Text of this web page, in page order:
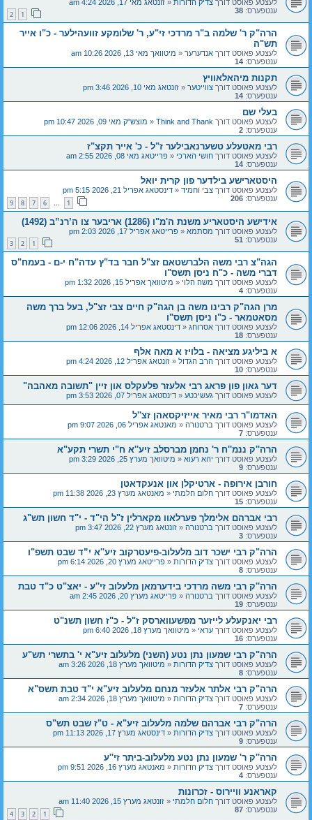
לעצטע פאוסט דורך צדיק הדורות « זונטאג מאי 17, 2026 4:24 am
ענטפערס: 38
1
2
הרה"ק ר' שלמה ב"ר מרדכי זי"ע, ר' שלומקע זוועהילער - כ"ו אייר
תש"ה
לעצטע פאוסט דורך אנדערער « מיטוואך מאי 13, 2026 10:26 am
ענטפערס: 14
תקנות מיהאלאוויץ
לעצטע פאוסט דורך צווייטער « זונטאג מאי 10, 2026 3:46 pm
ענטפערס: 14
בעלי שם
לעצטע פאוסט דורך Think and Thank
« מוצש"ק מאי 09, 2026 10:47 pm
ענטפערס: 2
רבי מאטעלע טשערנאבילער ז"ל - כ' אייר תקצ"ז
לעצטע פאוסט דורך חושי הארכי « פרייטאג מאי 08, 2026 2:55 am
ענטפערס: 14
היסטארישע בילדער פון קרית יואל
לעצטע פאוסט דורך צבי וחמיד « דינסטאג אפריל 21, 2026 5:15 pm
ענטפערס: 206
1
…
6
7
8
9
אידישע היסטאריע משנת ה'מ"ו (1286) אריבער צו ה’רנ”ב (1492)
לעצטע פאוסט דורך מסתמא « פרייטאג אפריל 17, 2026 2:03 pm
ענטפערס: 51
1
2
3
הגה"צ רבי משה הלברשטאם זצ"ל חבר בד"ץ עדה"ח י-ם - בעמח"ס
דברי משה - כ"ח ניסן תשס"ו
לעצטע פאוסט דורך משה הלוי « מיטוואך אפריל 15, 2026 1:32 pm
ענטפערס: 4
מרן הגה"ק רבינו משה בן הגה"ק חיים צבי זצ"ל, בעל ברך משה
מסאטמאר - כ"ו ניסן תשס"ו
לעצטע פאוסט דורך אסרוחג « דינסטאג אפריל 14, 2026 12:06 pm
ענטפערס: 18
א ביליגע מציאה - בלויז א מאה אלף
לעצטע פאוסט דורך הרב הגדול « זונטאג אפריל 12, 2026 4:24 pm
ענטפערס: 10
דער גאון פון פּראג רבי אלעזר פלעקלס און זיין "תשובה מאהבה"
לעצטע פאוסט דורך געשיכטע « דינסטאג אפריל 07, 2026 3:53 pm
האדמו"ר רבי מאיר אייזיקסאהן זצ''ל
לעצטע פאוסט דורך ברטנורה « מאנטאג אפריל 06, 2026 9:07 pm
ענטפערס: 7
הרה''ק ננמ''ח ר' נחמן מברסלב זיע''א ח"י תשרי תקע"א
לעצטע פאוסט דורך יהא רעוא « מיטוואך מערץ 25, 2026 3:29 pm
ענטפערס: 9
חורבן אירופה - ארטיקלן און אנעקדאטן
לעצטע פאוסט דורך חלום חלמתי « מאנטאג מערץ 23, 2026 11:38 pm
ענטפערס: 15
רבי אברהם אלימלך פערלאוו מקארלין ז"ל הי"ד - י"ד חשון תש"ג
לעצטע פאוסט דורך ברטנורה « זונטאג מערץ 22, 2026 3:47 pm
ענטפערס: 3
הרה"ק רבי ישכר דוב מלעלוב-פיעטרקוב זיע''א י”ד שבט תשפ"ו
לעצטע פאוסט דורך צדיק הדורות « פרייטאג מערץ 20, 2026 6:14 pm
ענטפערס: 8
הרה''ק רבי משה מרדכי בידערמאן מלעלוב זי''ע - יאצ"ט כ"ד טבת
לעצטע פאוסט דורך ברטנורה « פרייטאג מערץ 20, 2026 2:45 am
ענטפערס: 19
רבי יאנקעלע לייזער מפשעווארסק ז"ל - כ"ז חשון תשנ"ט
לעצטע פאוסט דורך עראי « מיטוואך מערץ 18, 2026 6:40 pm
ענטפערס: 16
הרה"ק רבי שמעון נתן נטע (השני) מלעלוב זיע"א י' בתשרי תש"ע
לעצטע פאוסט דורך צדיק הדורות « מיטוואך מערץ 18, 2026 3:26 am
ענטפערס: 8
הרה"ק רבי אלתר אלעזר מנחם מלעלוב זיע"א י"ד טבת תשס"א
לעצטע פאוסט דורך צדיק הדורות « מיטוואך מערץ 18, 2026 2:34 am
ענטפערס: 7
הרה"ק רבי אברהם שלמה מלעלוב זיע"א - ט"ז שבט תש"ס
לעצטע פאוסט דורך צדיק הדורות « דינסטאג מערץ 17, 2026 11:13 pm
ענטפערס: 9
הרה''ק ר' שמעון נתן נטע מלעלוב-ביתר זי''ע
לעצטע פאוסט דורך צדיק הדורות « מאנטאג מערץ 16, 2026 9:51 pm
ענטפערס: 4
קאראנע וויירוס - זכרונות
לעצטע פאוסט דורך חלום חלמתי « זונטאג מערץ 15, 2026 11:40 am
ענטפערס: 87
1
2
3
4